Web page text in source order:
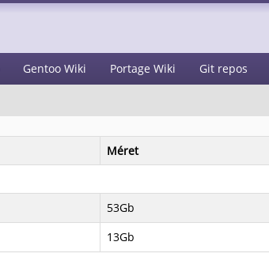
Gentoo Wiki Portage Wiki Git repos
Méret
53Gb
13Gb